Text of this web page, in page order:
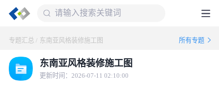
专题汇总 / 东南亚风格装修施工图 所有专题
东南亚风格装修施工图
更新时间：2026-07-11 02:10:00